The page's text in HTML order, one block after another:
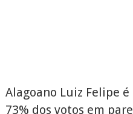
Alagoano Luiz Felipe
73% dos votos em